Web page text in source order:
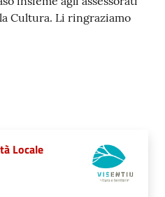
Cultura. Li ringraziamo
Locale